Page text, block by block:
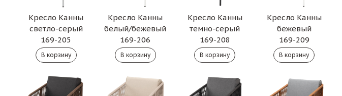
Кресло Канны
светло-серый
169-205
Кресло Канны
белый/бежевый
169-206
Кресло Канны
темно-серый
169-208
Кресло Канны
бежевый
169-209